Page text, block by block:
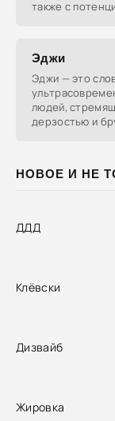
НОВОЕ И НЕ
ДДД
Клёвски
Дизвайб
Жировка
также с
Эджи
Эджи — это
людей,
дерзостью и